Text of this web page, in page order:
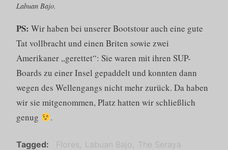
Labuan Bajo.
PS: Wir haben bei unserer Bootstour auch eine gute
Tat vollbracht und einen Briten sowie zwei
Amerikaner „gerettet“: Sie waren mit ihren SUP-
Boards zu einer Insel gepaddelt und konnten dann
wegen des Wellengangs nicht mehr zurück. Da haben
wir sie mitgenommen, Platz hatten wir schließlich
genug
.
Tagged Flores Labuan Bajo The Seraya